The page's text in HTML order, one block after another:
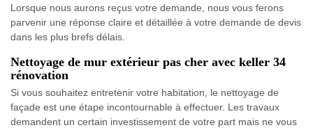
Lorsque nous aurons reçus votre demande, nous vous ferons
parvenir une réponse claire et détaillée à votre demande de devis
dans les plus brefs délais.
Nettoyage de mur extérieur pas cher avec keller 34
rénovation
Si vous souhaitez entretenir votre habitation, le nettoyage de
façade est une étape incontournable à effectuer. Les travaux
demandent un certain investissement de votre part mais ne vous